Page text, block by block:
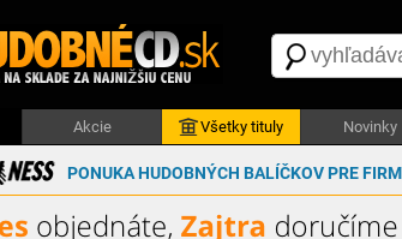
Akcie Všetky tituly Novinky
PONUKA HUDOBNÝCH BALÍČKOV PRE